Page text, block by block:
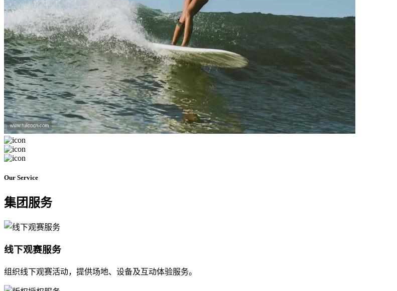
Our Service
集团服务
线下观赛服务
组织线下观赛活动，提供场地、设备及互动体验服务。